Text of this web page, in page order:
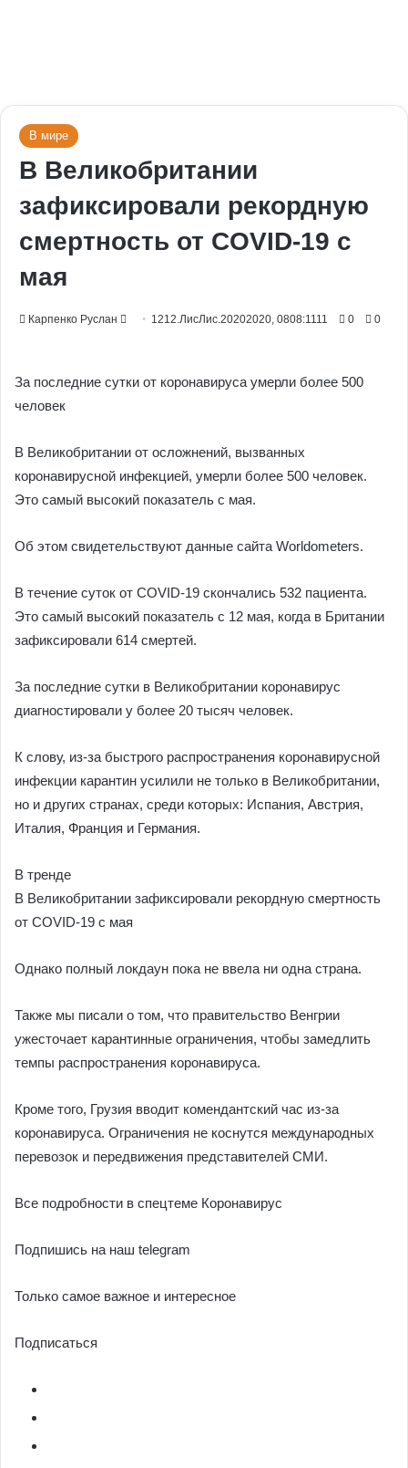
В мире
В Великобритании
зафиксировали рекордную
смертность от COVID-19 с
мая
Карпенко Руслан
Send 1212.ЛисЛис.20202020, 0808:1111 0 0
За последние сутки от коронавируса умерли более 500
человек
В Великобритании от осложнений, вызванных
коронавирусной инфекцией, умерли более 500 человек.
Это самый высокий показатель с мая.
Об этом свидетельствуют данные сайта Worldometers.
В течение суток от COVID-19 скончались 532 пациента.
Это самый высокий показатель с 12 мая, когда в Британии
зафиксировали 614 смертей.
За последние сутки в Великобритании коронавирус
диагностировали у более 20 тысяч человек.
К слову, из-за быстрого распространения коронавирусной
инфекции карантин усилили не только в Великобритании,
но и других странах, среди которых: Испания, Австрия,
Италия, Франция и Германия.
В тренде
В Великобритании зафиксировали рекордную смертность
от COVID-19 с мая
Однако полный локдаун пока не ввела ни одна страна.
Также мы писали о том, что правительство Венгрии
ужесточает карантинные ограничения, чтобы замедлить
темпы распространения коронавируса.
Кроме того, Грузия вводит комендантский час из-за
коронавируса. Ограничения не коснутся международных
перевозок и передвижения представителей СМИ.
Все подробности в спецтеме Коронавирус
Подпишись на наш telegram
Только самое важное и интересное
Подписаться